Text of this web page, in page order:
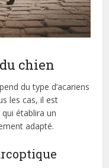
chien
du type d’acariens
les cas, il est
établira un
adapté.